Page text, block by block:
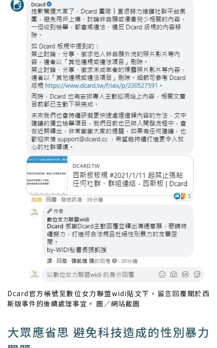
Dcard官方帳號至數位女力聯盟widi貼文下，留言回覆關於西
斯版事件的後續處理事宜。 圖／網站截圖
大眾應省思 避免科技造成的性別暴力